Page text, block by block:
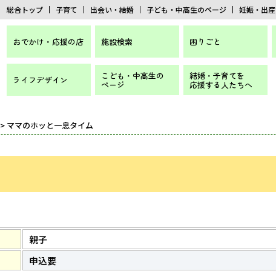
総合トップ 子育て 出会い・結婚 子ども・中高生のページ 妊娠・出産
おでかけ・応援の店 施設検索 困りごと
ライフデザイン こども・中高生の
ページ
結婚・子育てを
応援する人たちへ
> ママのホッと一息タイム
親子
申込要